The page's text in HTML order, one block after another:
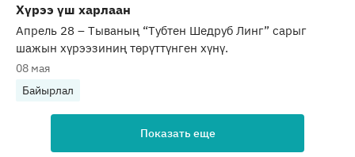
Хүрээ үш харлаан
Апрель 28 – Тываның “Тубтен Шедруб Линг” сарыг
шажын хүрээзиниң төрүттүнген хүнү.
08 мая
Байырлал
Показать еще